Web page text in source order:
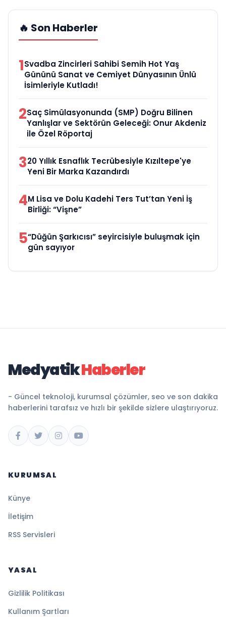
🔥 Son Haberler
1Svadba Zincirleri Sahibi Semih Hot Yaş
Gününü Sanat ve Cemiyet Dünyasının Ünlü
İsimleriyle Kutladı!
2Saç Simülasyonunda (SMP) Doğru Bilinen
Yanlışlar ve Sektörün Geleceği: Onur Akdeniz
ile Özel Röportaj
320 Yıllık Esnaflık Tecrübesiyle Kızıltepe'ye
Yeni Bir Marka Kazandırdı
4M Lisa ve Dolu Kadehi Ters Tut’tan Yeni İş
Birliği: “Vişne”
5“Düğün Şarkıcısı” seyircisiyle buluşmak için
gün sayıyor
MedyatikHaberler
- Güncel teknoloji, kurumsal çözümler, seo ve son dakika
haberlerini tarafsız ve hızlı bir şekilde sizlere ulaştırıyoruz.
KURUMSAL
Künye
İletişim
RSS Servisleri
YASAL
Gizlilik Politikası
Kullanım Şartları